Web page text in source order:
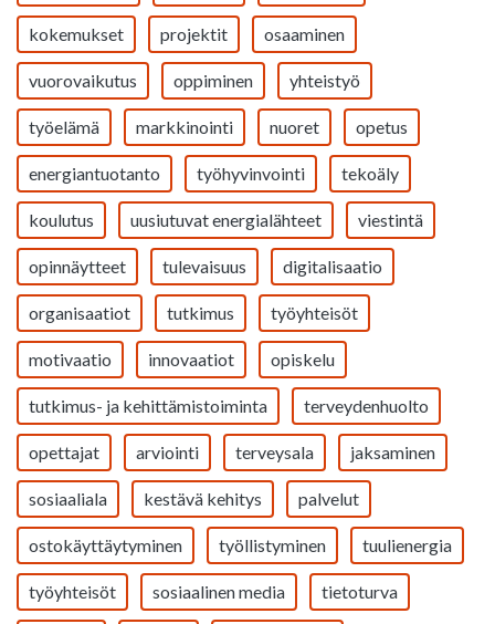
kokemukset projektit osaaminen
vuorovaikutus oppiminen yhteistyö
työelämä markkinointi nuoret opetus
energiantuotanto työhyvinvointi tekoäly
koulutus uusiutuvat energialähteet viestintä
opinnäytteet tulevaisuus digitalisaatio
organisaatiot tutkimus työyhteisöt
motivaatio innovaatiot opiskelu
tutkimus- ja kehittämistoiminta terveydenhuolto
opettajat arviointi terveysala jaksaminen
sosiaaliala kestävä kehitys palvelut
ostokäyttäytyminen työllistyminen tuulienergia
työyhteisöt sosiaalinen media tietoturva